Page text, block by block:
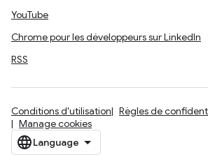
YouTube
Chrome pour les développeurs sur LinkedIn
RSS
Conditions d'utilisation
Règles de
Manage cookies